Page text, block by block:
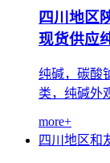
四川地区
现货供应
纯碱，碳酸
类，纯碱外
more+
四川地区和